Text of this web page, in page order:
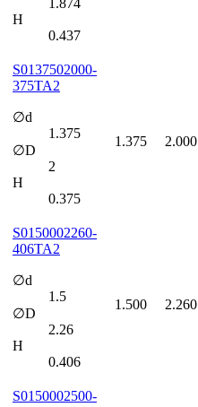
1.874
H
0.437
S0137502000-
375TA2
∅d
1.375
∅D
2
H
0.375
1.375 2.000
S0150002260-
406TA2
∅d
1.5
∅D
2.26
H
0.406
1.500 2.260
S0150002500-